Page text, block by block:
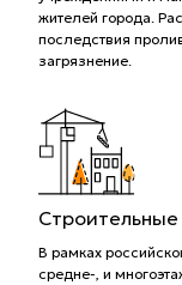
жителей города.
последствия
загрязнение.
В рамках
средне-, и